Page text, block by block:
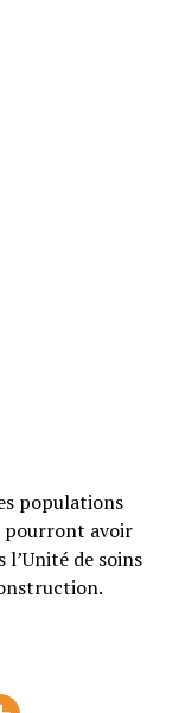
populations
pourront avoir
l’Unité de soins